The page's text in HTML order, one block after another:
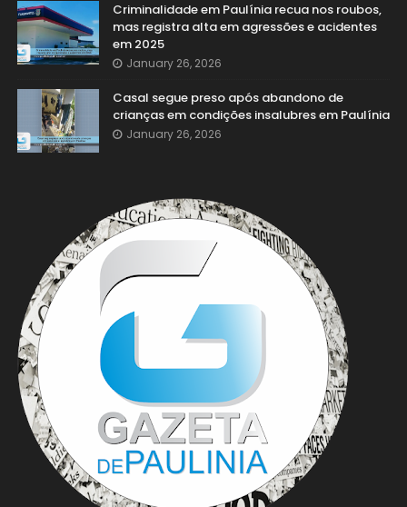
Criminalidade em Paulínia recua nos roubos,
mas registra alta em agressões e acidentes
em 2025
January 26, 2026
Casal segue preso após abandono de
crianças em condições insalubres em Paulínia
January 26, 2026